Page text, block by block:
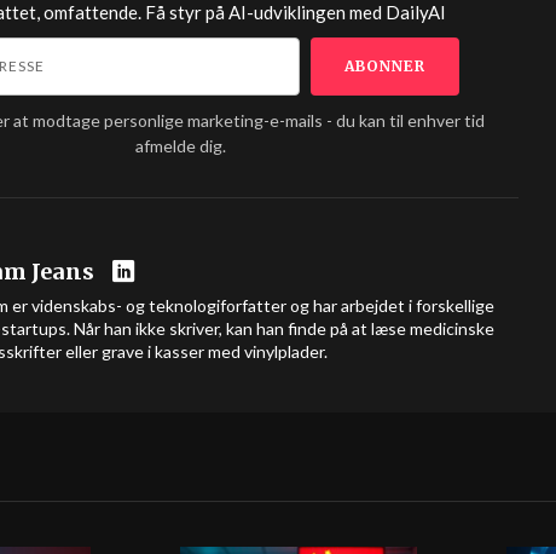
omfattende. Få styr på AI-udviklingen med DailyAI
at modtage personlige marketing-e-mails - du kan til enhver tid
afmelde dig.
Jeans
er videnskabs- og teknologiforfatter og har arbejdet i forskellige
Når han ikke skriver, kan han finde på at læse medicinske
eller grave i kasser med vinylplader.